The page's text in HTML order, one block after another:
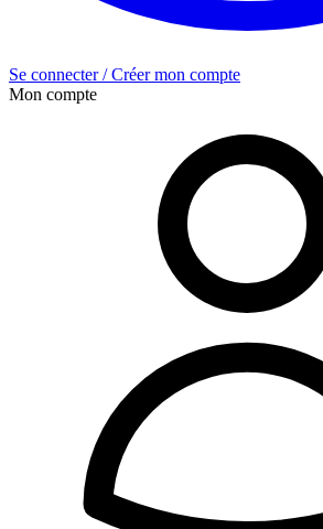
Se connecter / Créer mon compte
Mon compte